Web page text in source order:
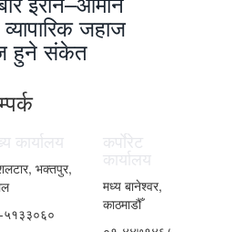
जहाज
हुने संकेत
कार्यालय
भक्तपुर,
५१३३०६०
कर्पाेरेट
कार्यालय
मध्य बानेश्वर,
काठमाडौँ